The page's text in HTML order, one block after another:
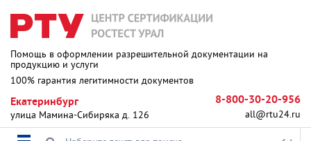
Помощь в оформлении разрешительной документации на
продукцию и услуги
100% гарантия легитимности документов
Екатеринбург
улица Мамина-Сибиряка д. 126
8-800-30-20-956
all@rtu24.ru